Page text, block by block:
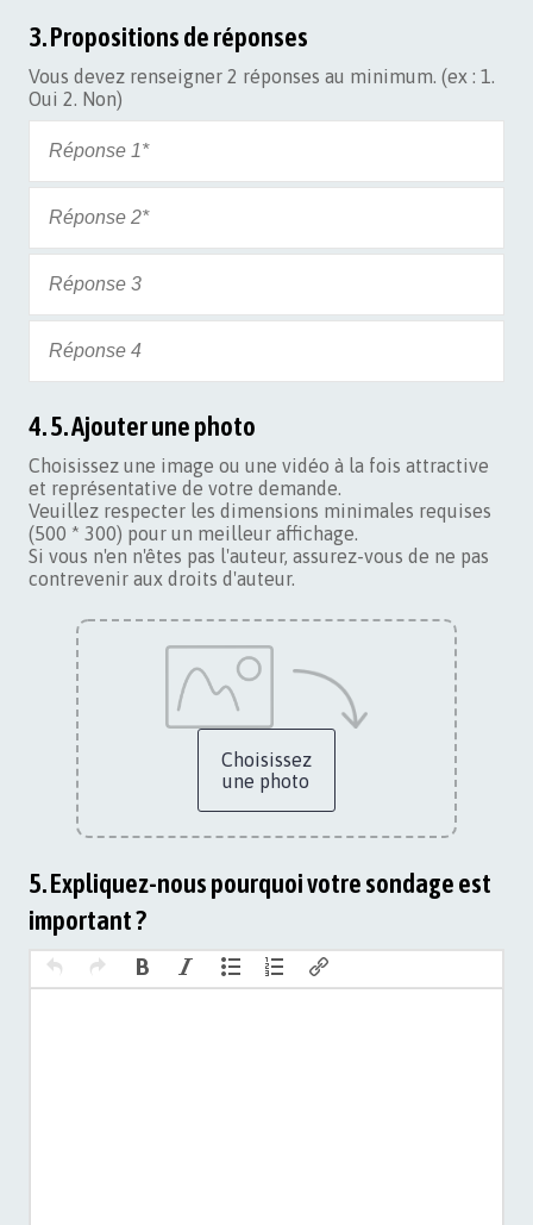
3. Propositions de réponses
Vous devez renseigner 2 réponses au minimum. (ex : 1.
Oui 2. Non)
4. 5. Ajouter une photo
Choisissez une image ou une vidéo à la fois attractive
et représentative de votre demande.
Veuillez respecter les dimensions minimales requises
(500 * 300) pour un meilleur affichage.
Si vous n'en n'êtes pas l'auteur, assurez-vous de ne pas
contrevenir aux droits d'auteur.
Choisissez
une photo
5. Expliquez-nous pourquoi votre sondage est
important ?